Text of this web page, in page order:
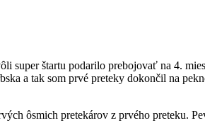
super štartu podarilo prebojovať na 4.
a tak som prvé preteky dokončil na
ôsmich pretekárov z prvého preteku.